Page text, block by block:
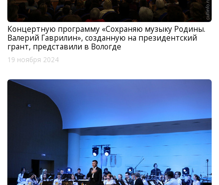
Концертную программу «Сохраняю музыку Родины.
Валерий Гаврилин», созданную на президентский
грант, представили в Вологде
19 ноября 2024